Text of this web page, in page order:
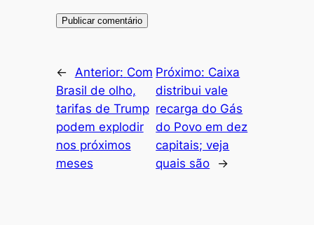
← Anterior: Com
Brasil de olho,
tarifas de Trump
podem explodir
nos próximos
meses
Próximo: Caixa
distribui vale
recarga do Gás
do Povo em dez
capitais; veja
quais são
→